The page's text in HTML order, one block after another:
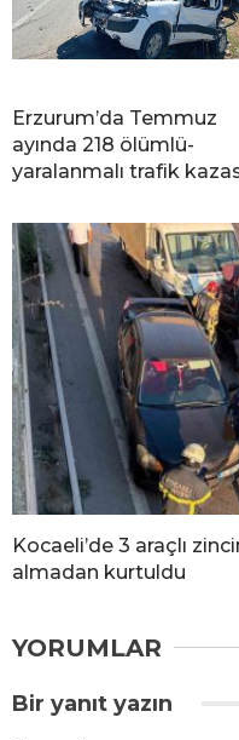
Erzurum’da Temmuz
ayında 218 ölümlü-
yaralanmalı trafik
Kocaeli’de 3 araçlı
almadan kurtuldu
YORUMLAR
Bir yanıt yazın